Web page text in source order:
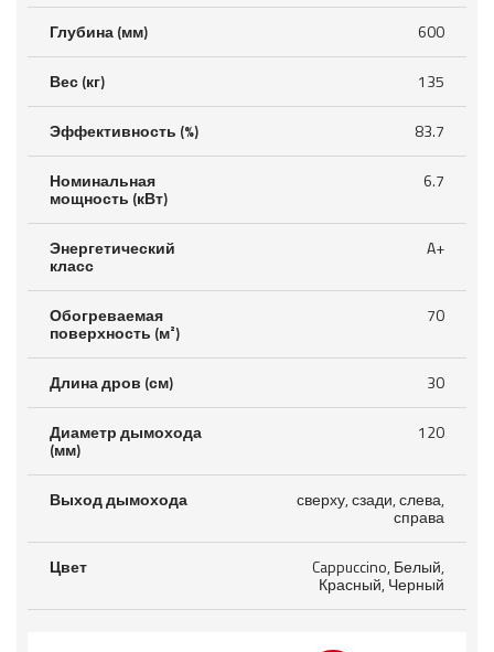
Глубина (мм) 600
Вес (кг) 135
Эффективность (%) 83.7
Номинальная
мощность (кВт)
6.7
Энергетический
класс
A+
Обогреваемая
поверхность (м²)
70
Длина дров (см) 30
Диаметр дымохода
(мм)
120
Выход дымохода сверху, сзади, слева,
справа
Цвет Cappuccino, Белый,
Красный, Черный